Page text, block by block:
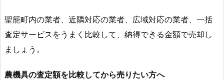
聖籠町内の業者、近隣対応の業者、広域対応の業者、一括
査定サービスをうまく比較して、納得できる金額で売却し
ましょう。
農機具の査定額を比較してから売りたい方へ